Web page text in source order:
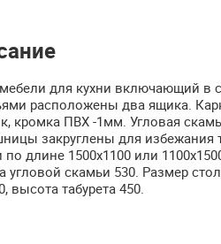
для кухни включающий в
расположены два ящика.
кромка ПВХ -1мм. Угловая
закруглены для избежания
по длине 1500х1100 или
угловой скамьи 530. Размер
высота табурета 450.